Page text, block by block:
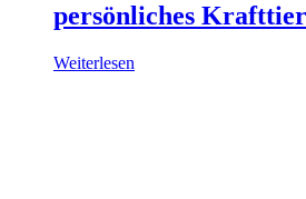
persönliches
Weiterlesen